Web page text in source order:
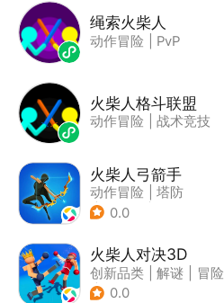
绳索火柴人
动作冒险 PvP
火柴人格斗联盟
动作冒险 战术竞技
火柴人弓箭手
动作冒险
塔防
| 火柴人
0.0
火柴人对决3D
创新品类 解谜
冒险
| 挑战破纪录
0.0